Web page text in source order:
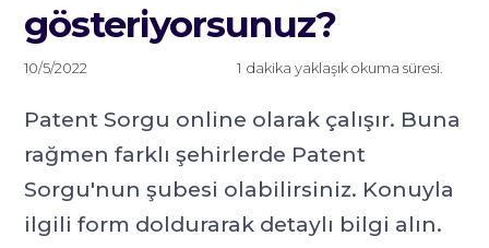
gösteriyorsunuz?
10/5/2022 1 dakika yaklaşık okuma süresi.
Patent Sorgu online olarak çalışır. Buna
rağmen farklı şehirlerde Patent
Sorgu'nun şubesi olabilirsiniz. Konuyla
ilgili form doldurarak detaylı bilgi alın.